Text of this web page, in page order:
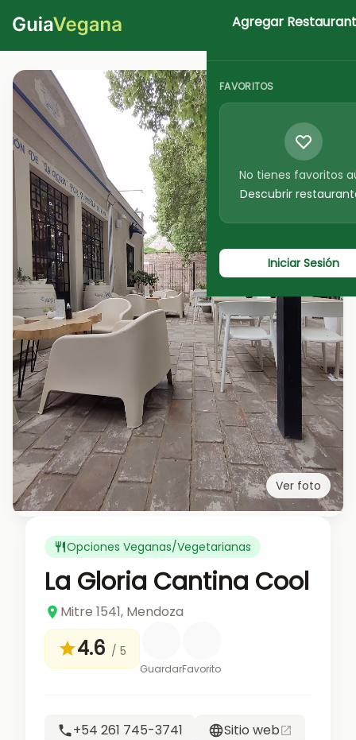
Iniciar Sesion
Agregar
FAVORITOS
No tienes favoritos
Descubrir
Iniciar Sesión
Ver foto
Opciones Veganas/Vegetarianas
La Gloria Cantina Cool
Mitre 1541, Mendoza
4.6 / 5
GuardarFavorito
+54 261 745-3741
Sitio web